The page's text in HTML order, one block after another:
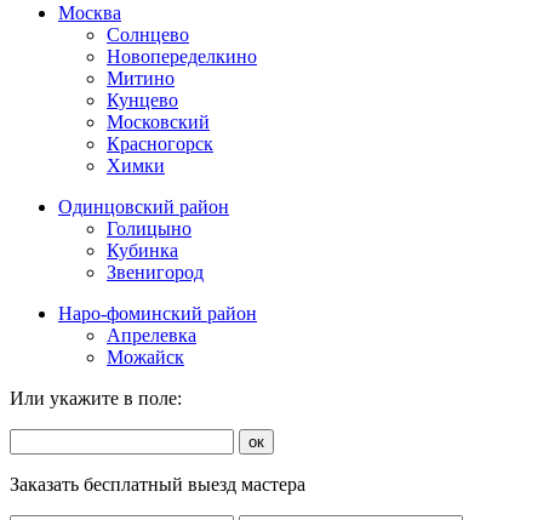
Москва
Солнцево
Новопеределкино
Митино
Кунцево
Московский
Красногорск
Химки
Одинцовский район
Голицыно
Кубинка
Звенигород
Наро-фоминский район
Апрелевка
Можайск
Или укажите в поле:
ок
Заказать бесплатный выезд мастера